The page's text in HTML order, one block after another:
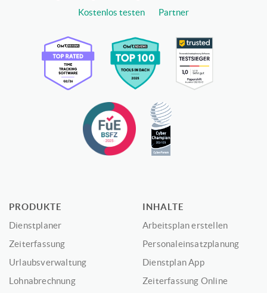
Kostenlos testen
Partner
PRODUKTE
Dienstplaner
Zeiterfassung
Urlaubsverwaltung
Lohnabrechnung
INHALTE
Arbeitsplan erstellen
Personaleinsatzplanung
Dienstplan App
Zeiterfassung Online